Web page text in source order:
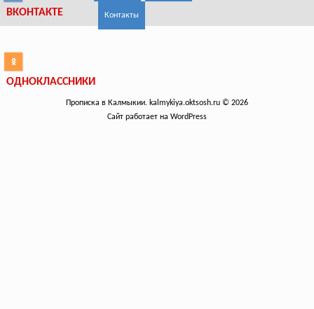
ВКОНТАКТЕ
ОДНОКЛАССНИКИ
Контакты
Прописка в Калмыкии. kalmykiya.oktsosh.ru © 2026
Сайт работает на WordPress